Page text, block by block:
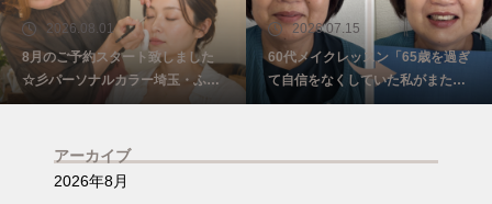
2026.08.01
8月のご予約スタート致しました
☆彡パーソナルカラー埼玉・ふじ
み野
2026.07.15
60代メイクレッスン「65歳を過ぎ
て自信をなくしていた私がまた少
し前を向けました☺️埼玉・ふじみ
アーカイブ
2026年8月